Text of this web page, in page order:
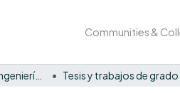
Communities &
Facultad Barberi de Ingeniería, Diseño y Ciencias Aplicadas Tesis y trabajos de grado